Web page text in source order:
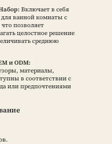
Включает в себя
ванной комнаты с
позволяет
целостное решение
среднюю
и ODM:
материалы,
в соответствии с
или предпочтениями